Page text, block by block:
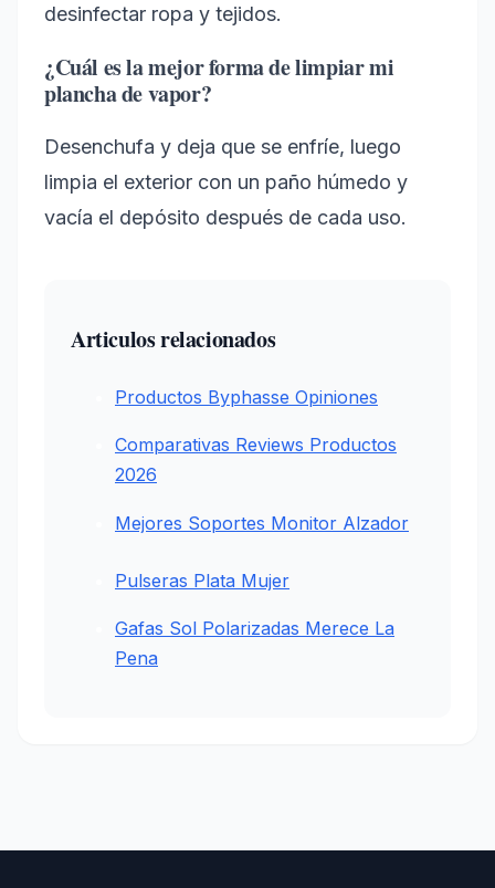
desinfectar ropa y tejidos.
¿Cuál es la mejor forma de limpiar mi
plancha de vapor?
Desenchufa y deja que se enfríe, luego
limpia el exterior con un paño húmedo y
vacía el depósito después de cada uso.
Articulos relacionados
Productos Byphasse Opiniones
Comparativas Reviews Productos
2026
Mejores Soportes Monitor Alzador
Pulseras Plata Mujer
Gafas Sol Polarizadas Merece La
Pena